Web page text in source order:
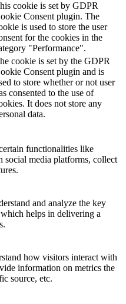
cookie is set by GDPR
Consent plugin. The
is used to store the user
for the cookies in the
"Performance".
cookie is set by the GDPR
Consent plugin and is
to store whether or not user
consented to the use of
It does not store any
data.
functionalities like
social media platforms, collect
and analyze the key
helps in delivering a
how visitors interact with
information on metrics the
source, etc.